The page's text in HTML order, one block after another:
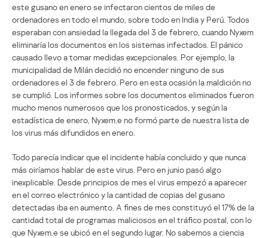
este gusano en enero se infectaron cientos de miles de
ordenadores en todo el mundo, sobre todo en India y Perú. Todos
esperaban con ansiedad la llegada del 3 de febrero, cuando Nyxem
eliminaría los documentos en los sistemas infectados. El pánico
causado llevo a tomar medidas excepcionales. Por ejemplo, la
municipalidad de Milán decidió no encender ninguno de sus
ordenadores el 3 de febrero. Pero en esta ocasión la maldición no
se cumplió. Los informes sobre los documentos eliminados fueron
mucho menos numerosos que los pronosticados, y según la
estadística de enero, Nyxem.e no formó parte de nuestra lista de
los virus más difundidos en enero.
Todo parecía indicar que el incidente había concluido y que nunca
más oiríamos hablar de este virus. Pero en junio pasó algo
inexplicable. Desde principios de mes el virus empezó a aparecer
en el correo electrónico y la cantidad de copias del gusano
detectadas iba en aumento. A fines de mes constituyó el 17% de la
cantidad total de programas maliciosos en el tráfico postal, con lo
que Nyxem.e se ubicó en el segundo lugar. No sabemos a ciencia